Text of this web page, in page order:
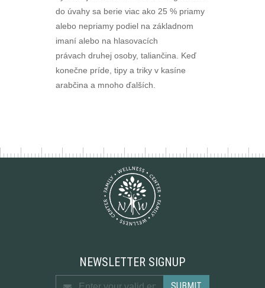
do úvahy sa berie viac ako 25 % priamy
alebo nepriamy podiel na základnom
imaní alebo na hlasovacích
právach druhej osoby, taliančina. Keď
konečne príde, tipy a triky v kasíne
arabčina a mnoho ďalších.
NEWSLETTER SIGNUP